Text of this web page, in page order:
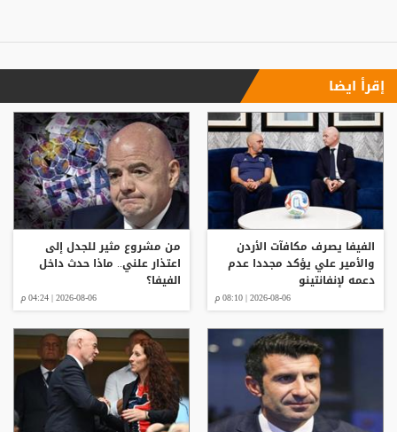
إقرأ ايضا
الفيفا يصرف مكافآت الأردن
والأمير علي يؤكد مجددا عدم
دعمه لإنفانتينو
2026-08-06 | 08:10 م
من مشروع مثير للجدل إلى
اعتذار علني.. ماذا حدث داخل
الفيفا؟
2026-08-06 | 04:24 م